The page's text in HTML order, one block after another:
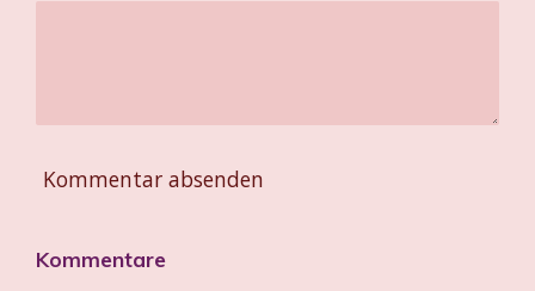
Kommentar absenden
Kommentare